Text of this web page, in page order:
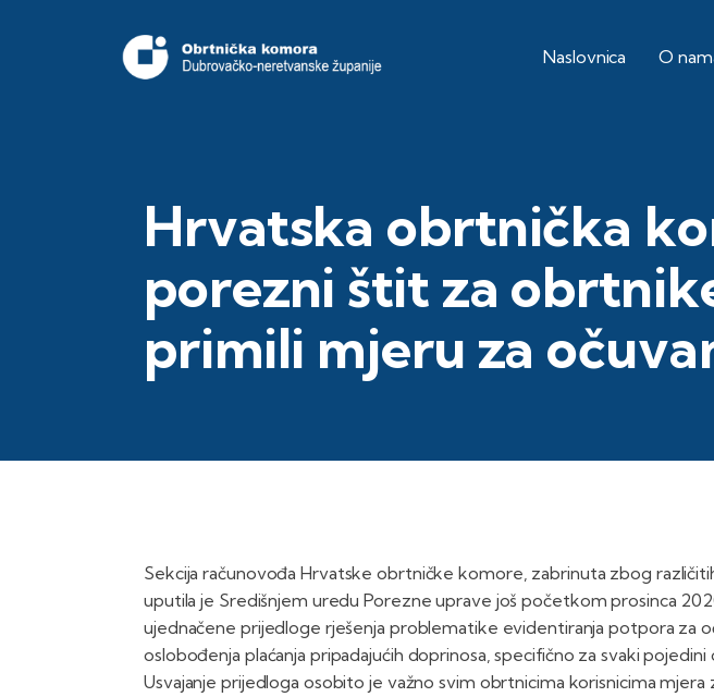
Naslovnica O
Hrvatska obrtnička
porezni štit za
primili mjeru za
Sekcija računovođa Hrvatske obrtničke komore, zabrinuta zbog
uputila je Središnjem uredu Porezne uprave još početkom prosinca
ujednačene prijedloge rješenja problematike evidentiranja potpora za
oslobođenja plaćanja pripadajućih doprinosa, specifično za svaki
Usvajanje prijedloga osobito je važno svim obrtnicima korisnicima mjera